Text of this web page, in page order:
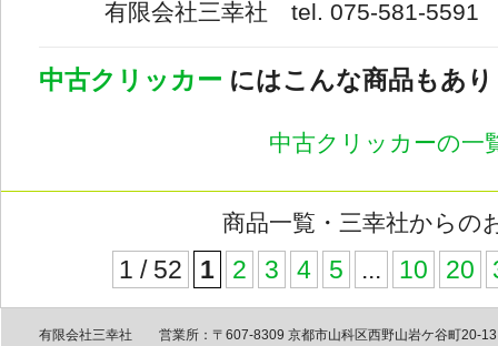
有限会社三幸社 tel. 075-581-5591
中古クリッカー にはこんな商品もあ
中古クリッカーの一
商品一覧・三幸社からの
1 / 52 1 2 3 4 5 ... 10 20
有限会社三幸社
営業所：〒607-8309 京都市山科区西野山岩ケ谷町20-